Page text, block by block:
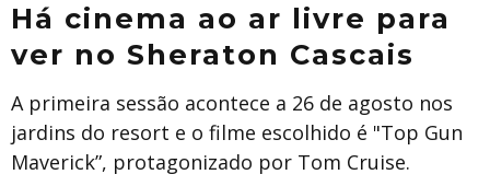
Há cinema ao ar livre para
ver no Sheraton Cascais
A primeira sessão acontece a 26 de agosto nos
jardins do resort e o filme escolhido é "Top Gun
Maverick”, protagonizado por Tom Cruise.